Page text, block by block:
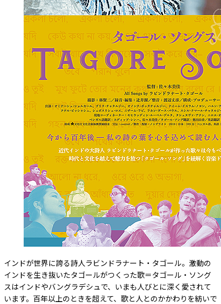
インドが世界に誇る詩人ラビンドラナート・タゴール。激動の
インドを生き抜いたタゴールがつくった歌＝タゴール・ソング
スはインドやバングラデシュで、いまも人びとに深く愛されて
います。百年以上のときを超えて、歌と人とのかかわりを紡いで